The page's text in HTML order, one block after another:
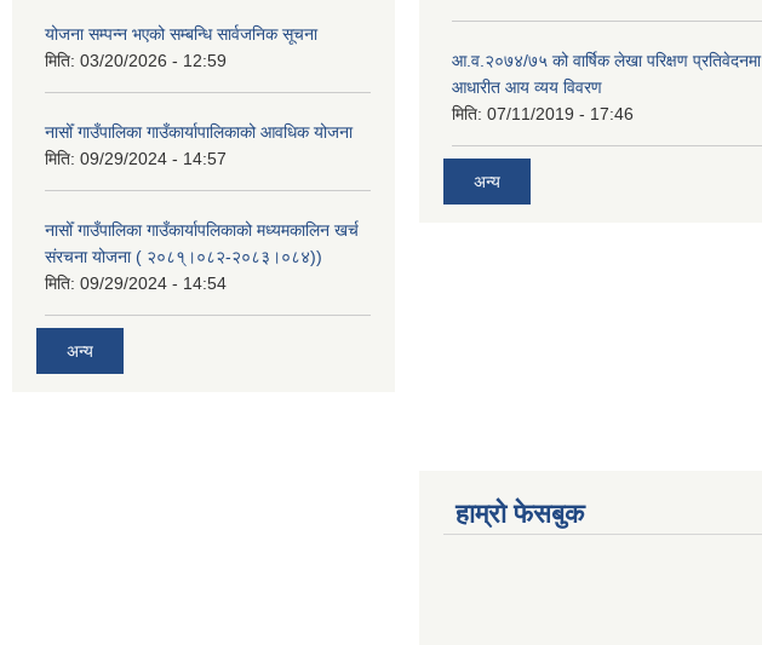
योजना सम्पन्न भएको सम्बन्धि सार्वजनिक सूचना
मिति: 03/20/2026 - 12:59
नासोँ गाउँपालिका गाउँकार्यापालिकाको आवधिक योजना
मिति: 09/29/2024 - 14:57
नासोँ गाउँपालिका गाउँकार्यापलिकाको मध्यमकालिन खर्च
संरचना योजना ( २०८१्।०८२-२०८३।०८४))
मिति: 09/29/2024 - 14:54
अन्य
आ.व.२०७४/७५ को वार्षिक लेखा परिक्षण प्रतिवेदनमा
आधारीत आय व्यय विवरण
मिति: 07/11/2019 - 17:46
अन्य
हाम्रो फेसबुक